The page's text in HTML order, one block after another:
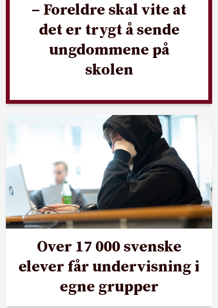
– Foreldre skal vite at
det er trygt å sende
ungdommene på
skolen
Over 17 000 svenske
elever får undervisning i
egne grupper